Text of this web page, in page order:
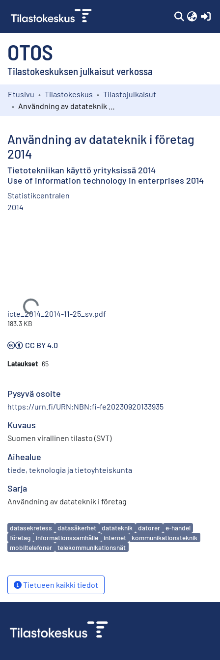
OTOS
Tilastokeskuksen julkaisut verkossa
Kokoelmat
Etusivu Tilastokeskus
Tilastojulkaisut
Användning av datateknik i företag
2014
Tietotekniikan käyttö yrityksissä 2014
Use of information technology in enterprises 2014
Statistikcentralen
2014
Ladataan...
icte_2014_2014-11-25_sv.pdf
183.3 KB
CC BY 4.0
Lataukset 65
Pysyvä osoite
https://urn.fi/URN:NBN:fi-fe20230920133935
Kuvaus
Suomen virallinen tilasto (SVT)
Aihealue
tiede, teknologia ja tietoyhteiskunta
Sarja
Användning av datateknik i företag
Avainsanat
datasekretess datasäkerhet datateknik datorer
e-handel
företag
informationssamhälle internet
kommunikationsteknik
mobiltelefoner
telekommunikationsnät
Tietueen kaikki tiedot